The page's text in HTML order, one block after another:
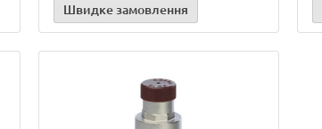
Швидке замовлення